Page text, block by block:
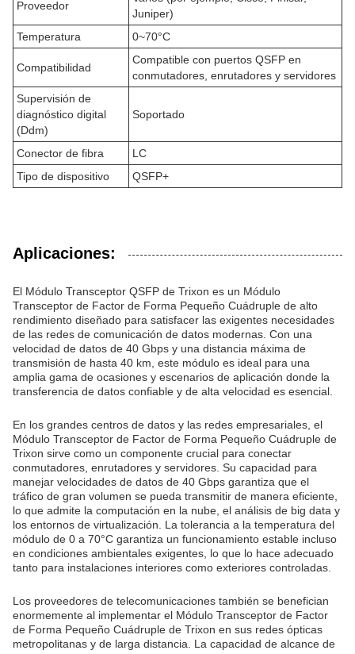
Proveedor
Juniper)
Temperatura
0~70°C
Compatibilidad
Compatible con puertos QSFP en
conmutadores, enrutadores y servidores
Supervisión de
diagnóstico digital
(Ddm)
Soportado
Conector de fibra
LC
Tipo de dispositivo
QSFP+
Aplicaciones:
El Módulo Transceptor QSFP de Trixon es un Módulo
Transceptor de Factor de Forma Pequeño Cuádruple de alto
rendimiento diseñado para satisfacer las exigentes necesidades
de las redes de comunicación de datos modernas. Con una
velocidad de datos de 40 Gbps y una distancia máxima de
transmisión de hasta 40 km, este módulo es ideal para una
amplia gama de ocasiones y escenarios de aplicación donde la
transferencia de datos confiable y de alta velocidad es esencial.
En los grandes centros de datos y las redes empresariales, el
Módulo Transceptor de Factor de Forma Pequeño Cuádruple de
Trixon sirve como un componente crucial para conectar
conmutadores, enrutadores y servidores. Su capacidad para
manejar velocidades de datos de 40 Gbps garantiza que el
tráfico de gran volumen se pueda transmitir de manera eficiente,
lo que admite la computación en la nube, el análisis de big data y
los entornos de virtualización. La tolerancia a la temperatura del
módulo de 0 a 70°C garantiza un funcionamiento estable incluso
en condiciones ambientales exigentes, lo que lo hace adecuado
tanto para instalaciones interiores como exteriores controladas.
Los proveedores de telecomunicaciones también se benefician
enormemente al implementar el Módulo Transceptor de Factor
de Forma Pequeño Cuádruple de Trixon en sus redes ópticas
metropolitanas y de larga distancia. La capacidad de alcance de